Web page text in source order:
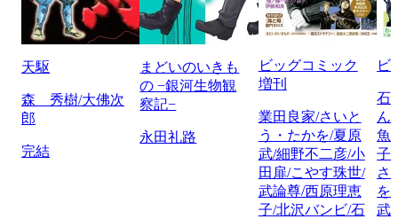
天駆
森 秀樹/大佛次
郎
完結
まどいのいきも
の −銀河生物観
察記−
永田礼路
ビッグコミック
増刊
業田良家/さいと
う・たかを/夏原
武/細野不二彦/小
田扉/こやす珠世/
武論尊/西原理恵
子/北沢バンビ/石
ビ
石
ん
魚
子
さ
を
武/